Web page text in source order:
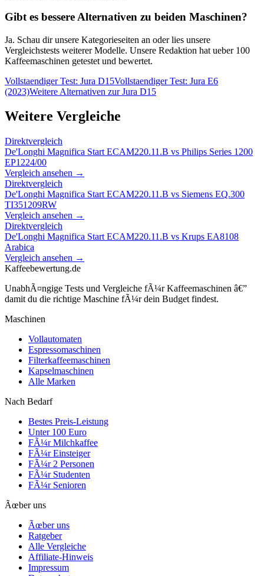
Gibt es bessere Alternativen zu beiden Maschinen?
Ja. Schau dir unsere Kategorieseiten an oder lies unsere
Vergleichstests weiterer Modelle. Unsere Redaktion hat ueber 100
Kaffeemaschinen getestet und bewertet.
Vollstaendiger Test: Jura D15Vollstaendiger Test: Jura E6
(2023)Weitere Alternativen zurJura D15
Weitere Vergleiche
Direktvergleich
De'Longhi Magnifica Start ECAM220.11.B vs Philips Series 1200
EP1224/00
Vergleich ansehen →
Direktvergleich
De'Longhi Magnifica Start ECAM220.11.B vs Siemens EQ.300
TI351209RW
Vergleich ansehen →
Direktvergleich
De'Longhi Magnifica Start ECAM220.11.B vs Krups EA8108
Arabica
Vergleich ansehen →
Kaffeebewertung.de
UnabhÃ¤ngige Tests und Vergleiche fÃ¼r Kaffeemaschinen â€”
damit du die richtige Maschine fÃ¼r dein Budget findest.
Maschinen
Vollautomaten
Espressomaschinen
Filterkaffeemaschinen
Kapselmaschinen
Alle Marken
Nach Bedarf
Bestes Preis-Leistung
Unter 100 Euro
FÃ¼r Milchkaffee
FÃ¼r Einsteiger
FÃ¼r 2 Personen
FÃ¼r Studenten
FÃ¼r Senioren
Ãœber uns
Ãœber uns
Ratgeber
Alle Vergleiche
Affiliate-Hinweis
Impressum